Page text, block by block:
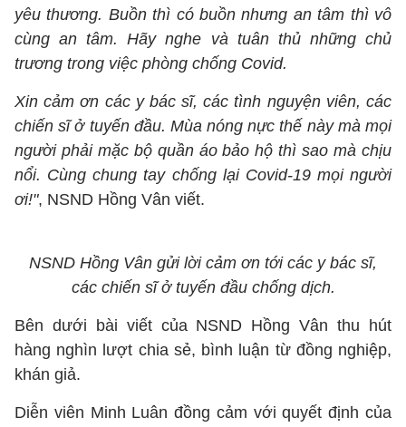
yêu thương. Buồn thì có buồn nhưng an tâm thì vô
cùng an tâm. Hãy nghe và tuân thủ những chủ
trương trong việc phòng chống Covid.
Xin cảm ơn các y bác sĩ, các tình nguyện viên, các
chiến sĩ ở tuyến đầu. Mùa nóng nực thế này mà mọi
người phải mặc bộ quần áo bảo hộ thì sao mà chịu
nổi. Cùng chung tay chống lại Covid-19 mọi người
ơi!", NSND Hồng Vân viết.
NSND Hồng Vân gửi lời cảm ơn tới các y bác sĩ,
các chiến sĩ ở tuyến đầu chống dịch.
Bên dưới bài viết của NSND Hồng Vân thu hút
hàng nghìn lượt chia sẻ, bình luận từ đồng nghiệp,
khán giả.
Diễn viên Minh Luân đồng cảm với quyết định của